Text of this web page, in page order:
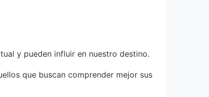
y pueden influir en nuestro destino.
que buscan comprender mejor sus